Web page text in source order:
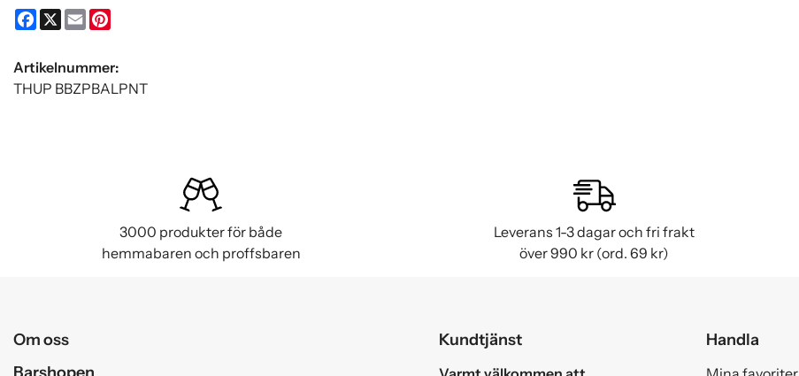
Facebook
X Email
Artikelnummer:
THUP BBZPBALPNT
3000 produkter för både
hemmabaren och proffsbaren
Leverans 1-3 dagar och fri frakt
över 990 kr (ord. 69 kr)
Om oss
Barshopen
Kundtjänst Handla